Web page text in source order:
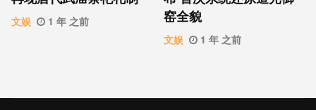
文娱 1 年 之前
窑全貌
文娱 1 年 之前